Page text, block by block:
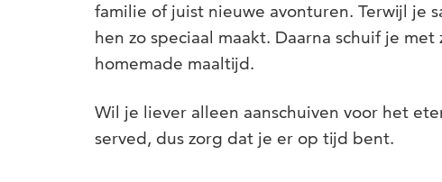
familie of juist nieuwe avonturen. Terwijl je
hen zo speciaal maakt. Daarna schuif je
homemade maaltijd.
Wil je liever alleen aanschuiven voor het
served, dus zorg dat je er op tijd bent.